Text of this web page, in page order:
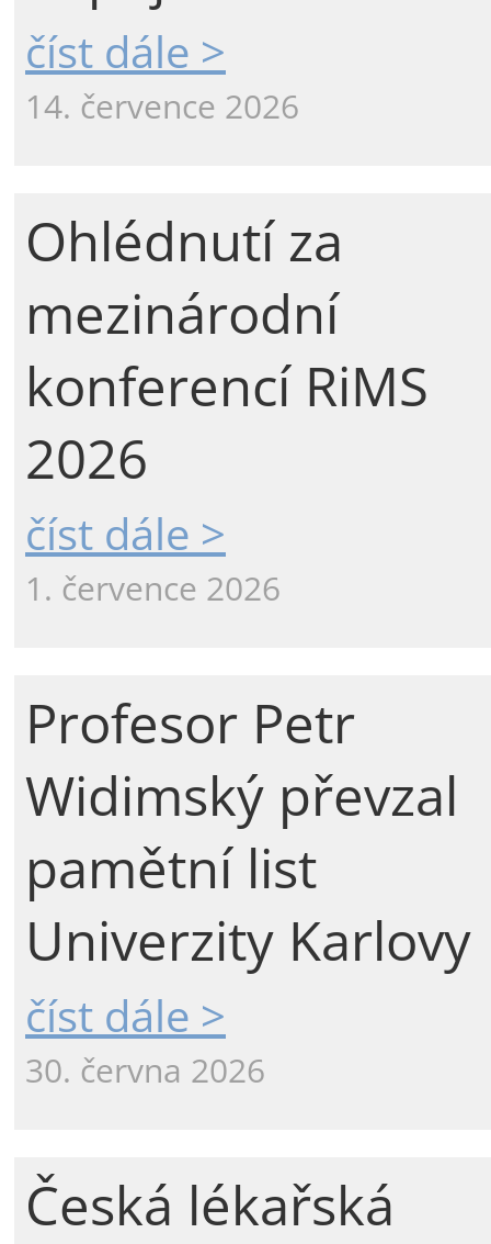
číst dále >
14. července 2026
Ohlédnutí za
mezinárodní
konferencí RiMS
2026
číst dále >
1. července 2026
Profesor Petr
Widimský převzal
pamětní list
Univerzity Karlovy
číst dále >
30. června 2026
Česká lékařská